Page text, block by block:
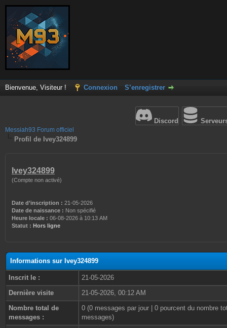
Bienvenue, Visiteur ! Connexion S’enregistrer
Discord
Messiah93 Forum officiel
Profil de Ivey324899
Ivey324899
(Compte non activé)
Date d’inscription : 21-05-2026
Date de naissance : Non spécifié
Heure locale : 06-08-2026 à 10:13 AM
Statut : Hors ligne
Informations sur Ivey324899
Inscrit le :
21-05-2026
Dernière visite
21-05-2026, 00:12 AM
Nombre total de
messages :
0 (0 messages par jour | 0 pourcent du nombre
messages)